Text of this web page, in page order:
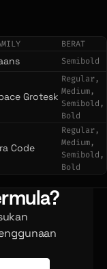
BERAT
Semibold
Grotesk
Regular,
Medium,
Semibold,
Bold
Code
Regular,
Medium,
Semibold,
Bold